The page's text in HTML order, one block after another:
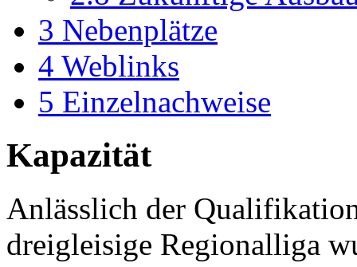
3 Nebenplätze
4 Weblinks
5 Einzelnachweise
Kapazität
Anlässlich der
dreigleisige Regionalliga